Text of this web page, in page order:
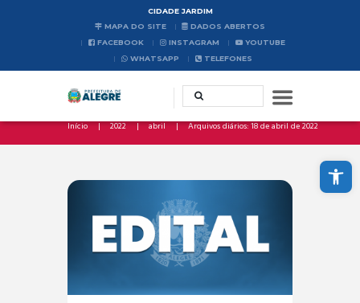
Abrir a barra de ferramentas
CIDADE JARDIM
MAPA DO SITE
DADOS ABERTOS
FACEBOOK
INSTAGRAM
YOUTUBE
WHATSAPP
TELEFONES
Início 2022 abril Arquivos diários: 18 de abril de 2022